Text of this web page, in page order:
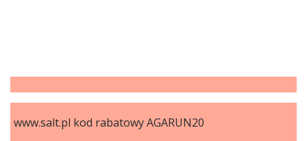
www.salt.pl kod rabatowy AGARUN20